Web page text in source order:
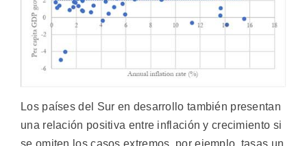
Los países del Sur en desarrollo también presentan
una relación positiva entre inflación y crecimiento si